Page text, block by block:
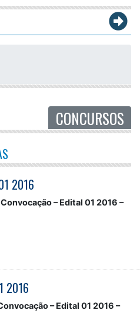
CONCURSOS
2016
– Edital 01 2016 –
2016
– Edital 01 2016 –